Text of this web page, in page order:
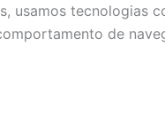
usamos
de